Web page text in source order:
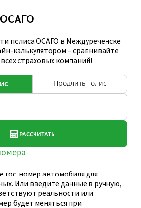
полиса ОСАГО в Междуреченске
калькулятором – сравнивайте
страховых компаний!
гос. номер автомобиля для
Или введите данные в ручную,
реальности или
будет меняться при